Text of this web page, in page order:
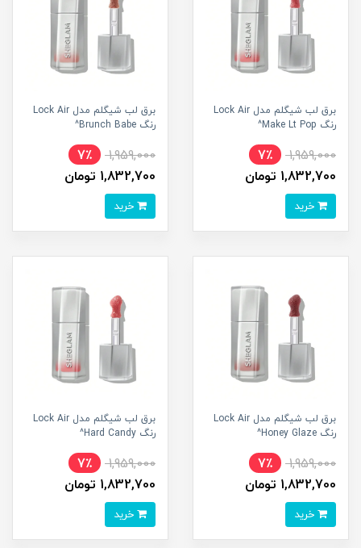
برق لب شیگلم مدل Lock Air
رنگ Make Lt Pop^
1,959,000
7٪
1,832,700 تومان
برق لب شیگلم مدل Lock Air
رنگ Brunch Babe^
1,959,000
7٪
1,832,700 تومان
برق لب شیگلم مدل Lock Air
رنگ Honey Glaze^
1,959,000
7٪
1,832,700 تومان
برق لب شیگلم مدل Lock Air
رنگ Hard Candy^
1,959,000
7٪
1,832,700 تومان